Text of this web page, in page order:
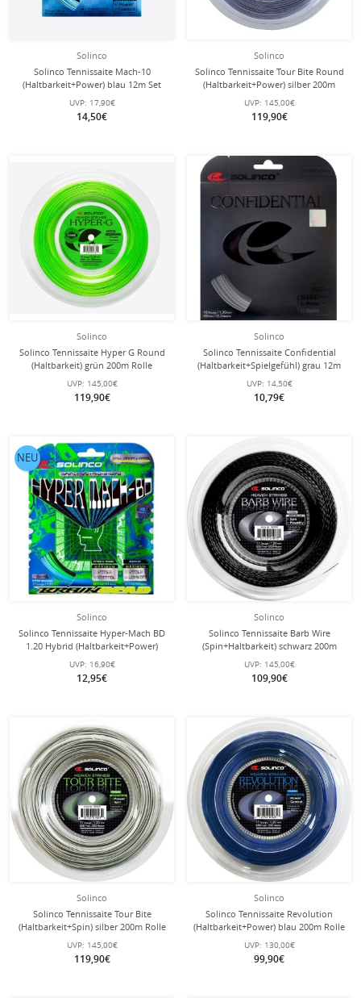
Solinco
Solinco Tennissaite Mach-10
(Haltbarkeit+Power) blau 12m Set
UVP: 17,90€
14,50€
Solinco
Solinco Tennissaite Tour Bite Round
(Haltbarkeit+Power) silber 200m
Rolle
UVP: 145,00€
119,90€
Solinco
Solinco Tennissaite Hyper G Round
(Haltbarkeit) grün 200m Rolle
UVP: 145,00€
119,90€
Solinco
Solinco Tennissaite Confidential
(Haltbarkeit+Spielgefühl) grau 12m
Set
UVP: 14,50€
10,79€
Solinco
Solinco Tennissaite Hyper-Mach BD
1.20 Hybrid (Haltbarkeit+Power)
12.2m Set
UVP: 16,90€
12,95€
NEU
Solinco
Solinco Tennissaite Barb Wire
(Spin+Haltbarkeit) schwarz 200m
Rolle
UVP: 145,00€
109,90€
Solinco
Solinco Tennissaite Tour Bite
(Haltbarkeit+Spin) silber 200m Rolle
UVP: 145,00€
119,90€
Solinco
Solinco Tennissaite Revolution
(Haltbarkeit+Power) blau 200m Rolle
UVP: 130,00€
99,90€